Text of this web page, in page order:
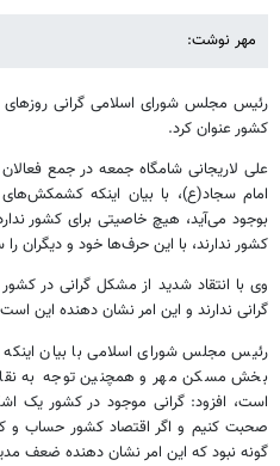
مهر نوشت:
رئیس مجلس شورای اسلامی گرانی
کشور عنوان کرد.
علی لاریجانی شامگاه جمعه در جمع
امام سجاد(ع)، با بیان اینکه
بوجود می‌آید، هیچ خاصیتی برای کشور
کشور ندارند، با این حرف‌ها خود و دیگران
وی با انتقاد شدید از مشکل گرانی در
گرانی ندارند و این امر نشان دهنده
رئیس مجلس شورای اسلامی با بیان
بخش مسکن مهر و همچنین توجه به
است، افزود: گرانی موجود در کشور یک
صحبت کنیم و اگر اقتصاد کشور حساب و
گونه نبود که این امر نشان دهنده ضعف